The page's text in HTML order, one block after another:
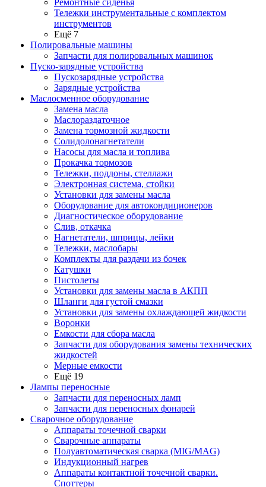
Ремонтные сиденья
Тележки инструментальные с комплектом
инструментов
Ещё 7
Полировальные машины
Запчасти для полировальных машинок
Пуско-зарядные устройства
Пускозарядные устройства
Зарядные устройства
Маслосменное оборудование
Замена масла
Маслораздаточное
Замена тормозной жидкости
Солидолонагнетатели
Насосы для масла и топлива
Прокачка тормозов
Тележки, поддоны, стеллажи
Электронная система, стойки
Установки для замены масла
Оборудование для автокондиционеров
Диагностическое оборудование
Слив, откачка
Нагнетатели, шприцы, лейки
Тележки, маслобары
Комплекты для раздачи из бочек
Катушки
Пистолеты
Установки для замены масла в АКПП
Шланги для густой смазки
Установки для замены охлаждающей жидкости
Воронки
Емкости для сбора масла
Запчасти для оборудования замены технических
жидкостей
Мерные емкости
Ещё 19
Лампы переносные
Запчасти для переносных ламп
Запчасти для переносных фонарей
Сварочное оборудование
Аппараты точечной сварки
Сварочные аппараты
Полуавтоматическая сварка (MIG/MAG)
Индукционный нагрев
Аппараты контактной точечной сварки.
Споттеры